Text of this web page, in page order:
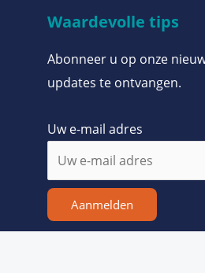
Waardevolle tips
Abonneer u op onze
updates te ontvangen.
Uw e-mail adres
Aanmelden